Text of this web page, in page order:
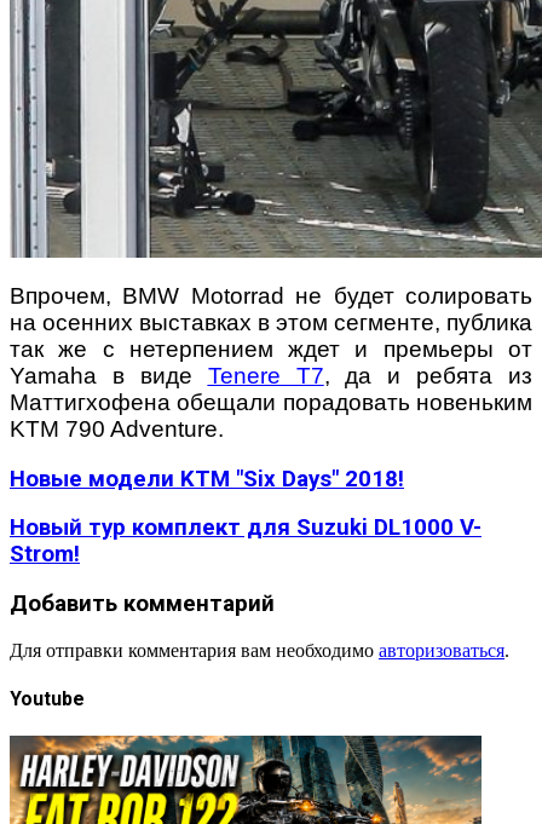
Впрочем, BMW Motorrad не будет солировать
на осенних выставках в этом сегменте, публика
так же с нетерпением ждет и премьеры от
Yamaha в виде Tenere T7, да и ребята из
Маттигхофена обещали порадовать новеньким
KTM 790 Adventure.
Новые модели KTM "Six Days" 2018!
Новый тур комплект для Suzuki DL1000 V-
Strom!
Добавить комментарий
Для отправки комментария вам необходимо авторизоваться.
Youtube